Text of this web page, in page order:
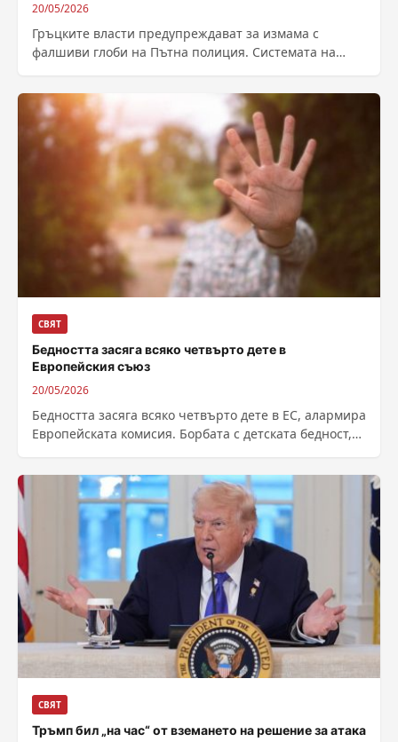
20/05/2026
Гръцките власти предупреждават за измама с
фалшиви глоби на Пътна полиция. Системата на
СВЯТ
Бедността засяга всяко четвърто дете в
Европейския съюз
20/05/2026
Бедността засяга всяко четвърто дете в ЕС, алармира
Европейската комисия. Борбата с детската бедност,
СВЯТ
Тръмп бил „на час“ от вземането на решение за атака